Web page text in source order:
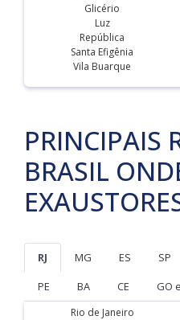
Glicério
Luz
República
Santa Efigênia
Vila Buarque
PRINCIPAIS
BRASIL
RJ MG ES SP
PE
BA CE GO
Rio de Janeiro